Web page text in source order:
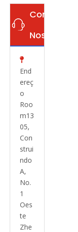
Contate-
Nos

End
ereç
o
Roo
m13
05,
Con
strui
ndo
A,
No.
1
Oes
te
Zhe